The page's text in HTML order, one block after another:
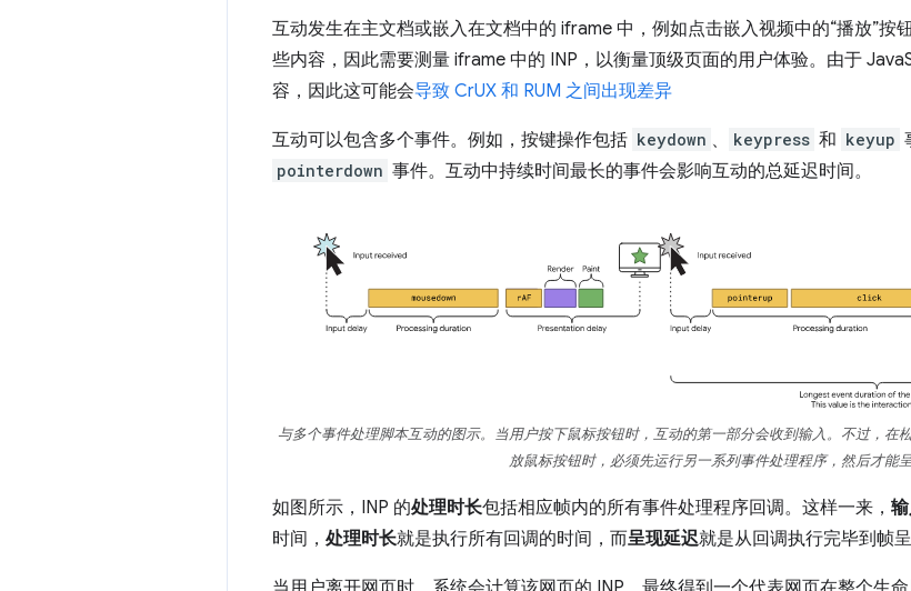
互动发生在主文档或嵌入在文档中的 iframe 中，例如点击嵌入视频中的“播放”按
些内容，因此需要测量 iframe 中的 INP，以衡量顶级页面的用户体验。由于
容，因此这可能会导致 CrUX 和 RUM 之间出现差异
互动可以包含多个事件。例如，按键操作包括 keydown 、 keypress 和 keyup
pointerdown 事件。互动中持续时间最长的事件会影响互动的总延迟时间。
与多个事件处理脚本互动的图示。当用户按下鼠标按钮时，互动的第一部分会收到输入。不过，在
放鼠标按钮时，必须先运行另一系列事件处理程序，然后才能呈
如图所示，INP 的处理时长包括相应帧内的所有事件处理程序回调。这样一来，
时间， 处理时长就是执行所有回调的时间，而呈现延迟就是从回调执行完毕到帧